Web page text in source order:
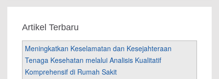
Artikel Terbaru
Meningkatkan Keselamatan dan Kesejahteraan
Tenaga Kesehatan melalui Analisis Kualitatif
Komprehensif di Rumah Sakit